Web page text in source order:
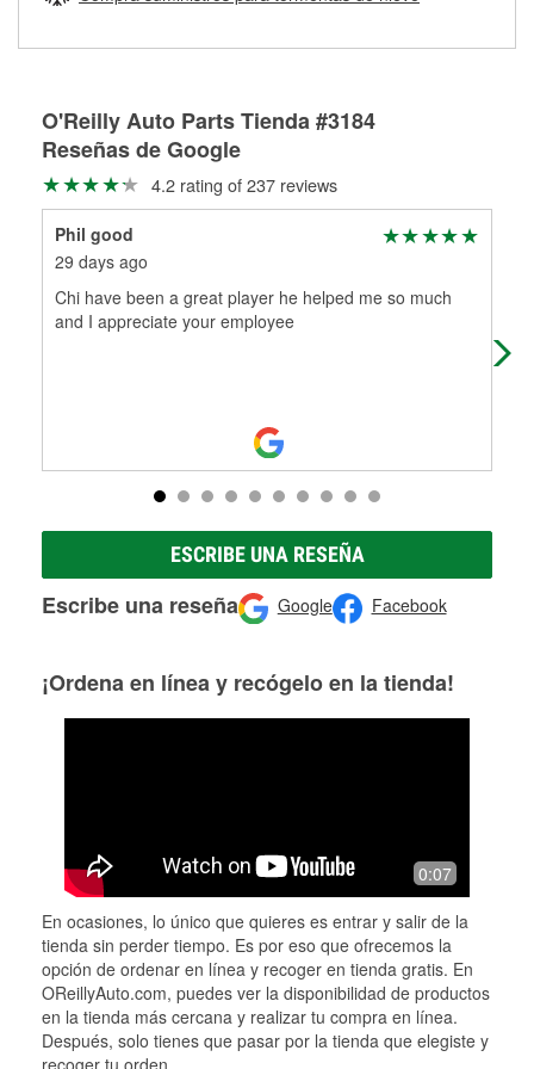
partes de reemplazo correctas para tu reparación.
O'Reilly Auto Parts Tienda #3184
Reseñas de Google
4.2 rating of 237 reviews
Phil good
29 days ago
Chi have been a great player he helped me so much
and I appreciate your employee
ESCRIBE UNA RESEÑA
Escribe una reseña Google Facebook
¡Ordena en línea y recógelo en la tienda!
0:07
En ocasiones, lo único que quieres es entrar y salir de la
tienda sin perder tiempo. Es por eso que ofrecemos la
opción de ordenar en línea y recoger en tienda gratis. En
OReillyAuto.com, puedes ver la disponibilidad de productos
en la tienda más cercana y realizar tu compra en línea.
Después, solo tienes que pasar por la tienda que elegiste y
recoger tu orden.